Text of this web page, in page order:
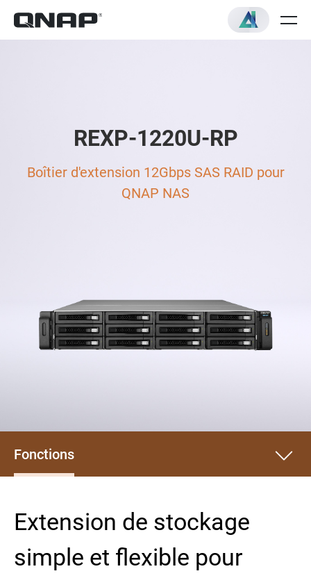
REXP-1220U-RP
Boîtier d'extension 12Gbps SAS RAID pour
QNAP NAS
Fonctions
Extension de stockage
simple et flexible pour